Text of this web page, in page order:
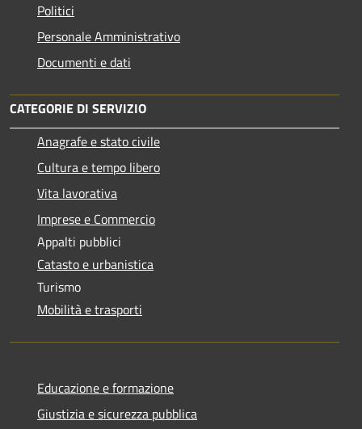
Politici
Personale Amministrativo
Documenti e dati
CATEGORIE DI SERVIZIO
Anagrafe e stato civile
Cultura e tempo libero
Vita lavorativa
Imprese e Commercio
Appalti pubblici
Catasto e urbanistica
Turismo
Mobilità e trasporti
Educazione e formazione
Giustizia e sicurezza pubblica